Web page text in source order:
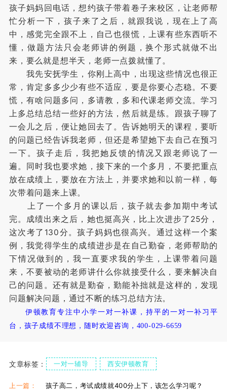
孩子妈妈回电话，想约孩子带着卷子来校区，让老师帮
忙分析一下，孩子来了之后，就跟我说，现在上了高
中，感觉完全跟不上，自己也很慌，上课有些东西听不
懂，做题方法只会老师讲的例题，换个形式就做不出
来，要么就是想半天，老师一点拨就懂了。
我先安抚学生，你刚上高中，出现这些情况也很正
常，肯定多多少少有些不适应，要是你要心态稳。不要
慌，有啥问题多问，多请教，多和代课老师交流。学习
上多总结总结一些好的方法，然后就是练。跟孩子聊了
一会儿之后，便让她回去了。告诉她明天的课程，要听
的问题已经告诉我老师，但还是希望她下去自己在预习
一下。孩子走后，我把她反馈的情况又跟老师说了一
遍。同时我也要求她，接下来的一个多月，不要把重点
放在成绩上，要放在方法上，并要求她和以前一样，每
次带着问题来上课。
上了一个多月的课以后，孩子就去参加期中考试
完。成绩出来之后，她也挺高兴，比上次进步了25分，
这次考了130分。孩子妈妈也很高兴。通过这样一个案
例，我觉得学生的成绩进步是在自己勤奋，老师帮助的
下情况做到的，我一直要求我的学生，上课带着问题
来，不要被动的老师讲什么你就接受什么，要来解决自
己的问题。还有就是勤奋，勤能补拙就是这样的，发现
问题解决问题，通过不断的练习总结方法。
伊顿教育专注中小学一对一补课，持平的一对一补习平
台，孩子成绩不理想，随时欢迎咨询，400-029-6659
文章标签： 一对一辅导 西安伊顿教育
上一篇： 孩子高二，考试成绩就400分上下，该怎么学习呢？